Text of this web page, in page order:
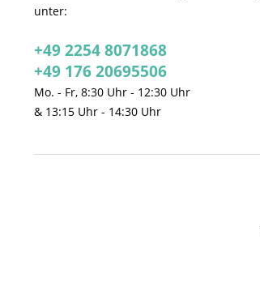
unter:
+49 2254 8071868
+49 176 20695506
Mo. - Fr, 8:30 Uhr - 12:30 Uhr
& 13:15 Uhr - 14:30 Uhr